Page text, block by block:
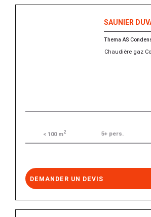
SAUNIER
Thema AS
Chaudière gaz
< 100 m2 5+ pers.
DEMANDER UN DEVIS